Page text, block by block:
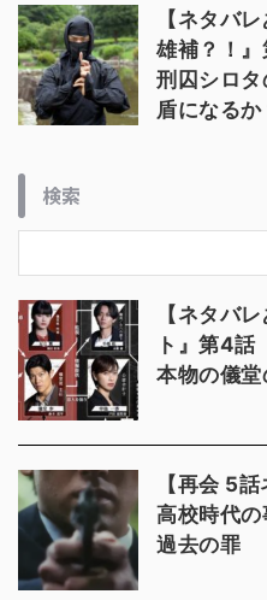
【ネタバ
雄補？！
刑囚シロ
盾になるか
検索
【ネタバ
ト』第4話
本物の儀堂
【再会 5
高校時代
過去の罪